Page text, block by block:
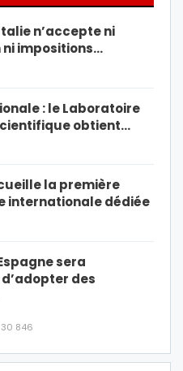
n’accepte ni
impositions…
: le Laboratoire
obtient…
la première
internationale dédiée
sera
des
30 846